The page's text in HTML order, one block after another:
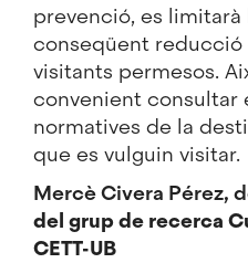
prevenció, es limitarà
conseqüent
visitants permesos.
convenient consultar
normatives de la
que es vulguin visitar.
Mercè Civera Pérez, d
del grup de recerca
CETT-UB